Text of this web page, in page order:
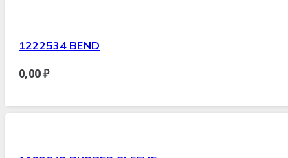
1222534 BEND
0,00₽